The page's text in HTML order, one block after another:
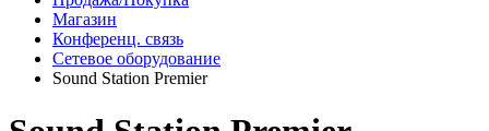
Магазин
Конференц. связь
Сетевое оборудование
Sound Station Premier